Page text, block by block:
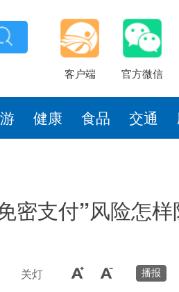
客户端 官方微信
健康 食品 交通
密支付”风险怎样
关灯